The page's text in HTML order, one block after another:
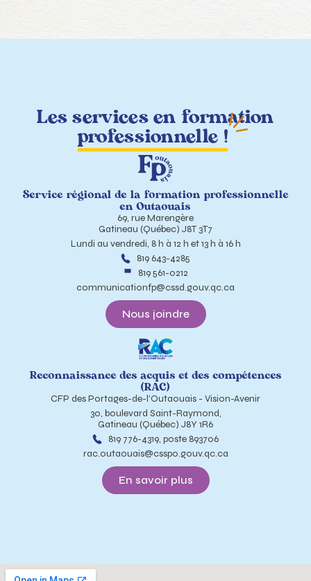
Les services en formation
professionnelle !
Service régional de la formation professionnelle
en Outaouais
69, rue Marengère
Gatineau (Québec) J8T 3T7
Lundi au vendredi, 8 h à 12 h et 13 h à 16 h
819 643-4285
819 561-0212
communicationfp@cssd.gouv.qc.ca
Nous joindre
Reconnaissance des acquis et des compétences
(RAC)
CFP des Portages-de-l'Outaouais - Vision-Avenir
30, boulevard Saint-Raymond,
Gatineau (Québec) J8Y 1R6
819 776-4319, poste 893706
rac.outaouais@csspo.gouv.qc.ca
En savoir plus